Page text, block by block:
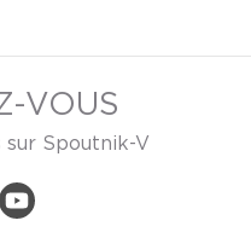
VOUS
sur Spoutnik-V